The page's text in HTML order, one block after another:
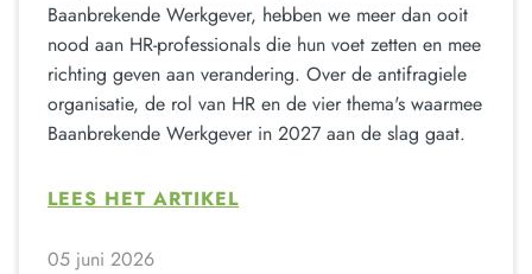
Baanbrekende Werkgever, hebben we meer dan ooit
nood aan HR-professionals die hun voet zetten en mee
richting geven aan verandering. Over de antifragiele
organisatie, de rol van HR en de vier thema's waarmee
Baanbrekende Werkgever in 2027 aan de slag gaat.
LEES HET ARTIKEL
05 juni 2026